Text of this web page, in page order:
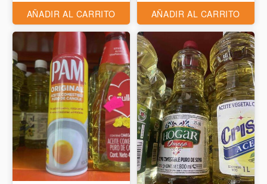
AÑADIR AL CARRITO AÑADIR AL CARRITO